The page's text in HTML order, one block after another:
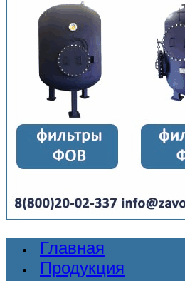
Главная
Продукция